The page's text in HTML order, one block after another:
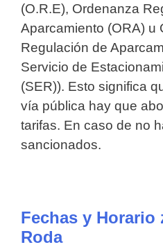
(O.R.E), Ordenanza
Aparcamiento (ORA) u
Regulación de
Servicio de
(SER)). Esto significa
vía pública hay que
tarifas. En caso de no
sancionados.
Fechas y Horario
Roda